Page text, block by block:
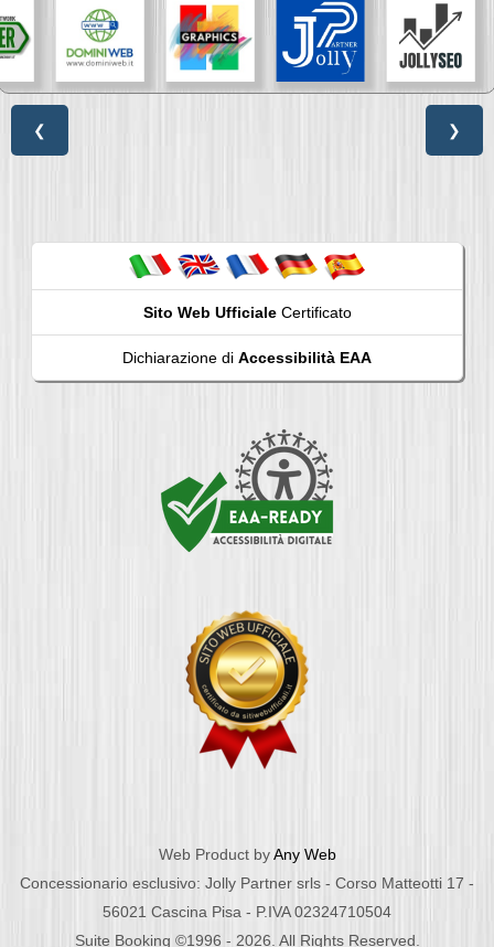
❮ ❯
Sito Web UfficialeCertificato
Dichiarazione di Accessibilità EAA
Web Product byAny Web
Concessionario esclusivo: Jolly Partner srls - Corso Matteotti 17 -
56021 Cascina Pisa - P.IVA 02324710504
Suite Booking ©1996 - 2026. All Rights Reserved.